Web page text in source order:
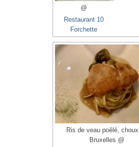
@
Restaurant 10
Forchette
Ris de veau poêlé,
Bruxelles @